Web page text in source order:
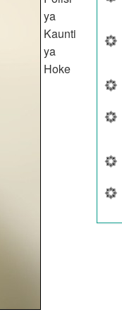
ya
Kaunti
ya
Hoke